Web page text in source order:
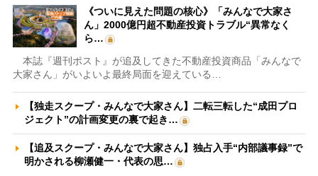
《ついに見えた問題の核心》「みんなで大家さ
ん」2000億円超不動産投資トラブル“異常なく
ら…
本誌『週刊ポスト』が追及してきた不動産投資商品「みんなで
大家さん」がいよいよ最終局面を迎えている…
【独走スクープ・みんなで大家さん】二転三転した“成田プロ
ジェクト”の計画変更の裏で起き…
【追及スクープ・みんなで大家さん】独占入手“内部議事録”で
明かされる柳瀬健一・代表の思…